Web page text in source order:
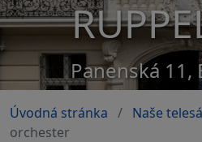
Panenská 11,
Úvodná stránka Naše telesá
orchester